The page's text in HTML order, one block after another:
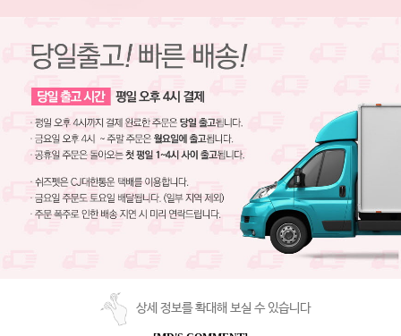
상세 정보를 확대해 보실 수 있습니다